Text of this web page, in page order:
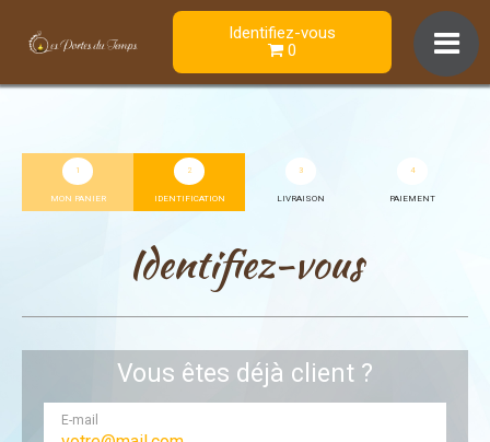
Identifiez-vous
0
1
MON PANIER
2
IDENTIFICATION
3
LIVRAISON
4
PAIEMENT
Identifiez-vous
Vous êtes déjà client ?
E-mail